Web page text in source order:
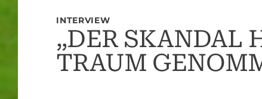
INTERVIEW
„DER SKANDAL
TRAUM